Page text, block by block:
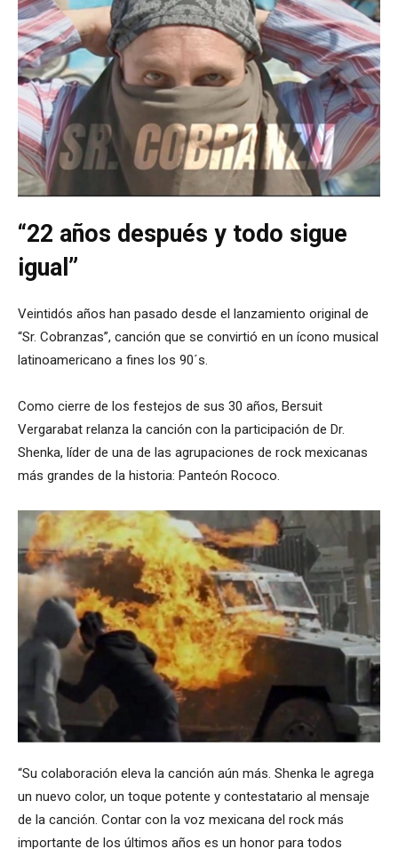
“22 años después y todo sigue
igual”
Veintidós años han pasado desde el lanzamiento original de
“Sr. Cobranzas”, canción que se convirtió en un ícono musical
latinoamericano a fines los 90´s.
Como cierre de los festejos de sus 30 años, Bersuit
Vergarabat relanza la canción con la participación de Dr.
Shenka, líder de una de las agrupaciones de rock mexicanas
más grandes de la historia: Panteón Rococo.
“Su colaboración eleva la canción aún más. Shenka le agrega
un nuevo color, un toque potente y contestatario al mensaje
de la canción. Contar con la voz mexicana del rock más
importante de los últimos años es un honor para todos